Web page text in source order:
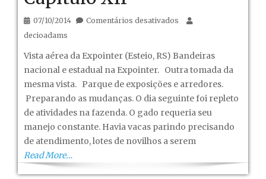
07/10/2014 Comentários desativados em
decioadams
Vista aérea da Expointer (Esteio, RS) Bandeiras
nacional e estadual na Expointer. Outra tomada da
mesma vista. Parque de exposições e arredores.
Preparando as mudanças. O dia seguinte foi repleto
de atividades na fazenda. O gado requeria seu
manejo constante. Havia vacas parindo precisando
de atendimento, lotes de novilhos a serem
Read More…